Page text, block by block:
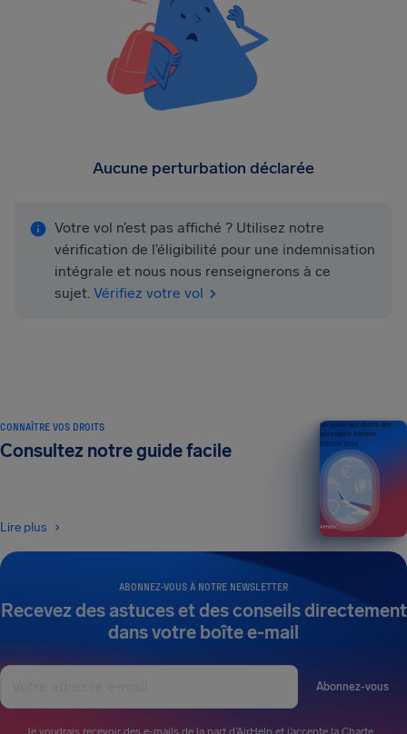
Aucune perturbation déclarée
Votre vol n’est pas affiché ? Utilisez notre
vérification de l’éligibilité pour une indemnisation
intégrale et nous nous renseignerons à ce
sujet. Vérifiez votre vol
ABONNEZ-VOUS À NOTRE NEWSLETTER
Recevez des astuces et des conseils directement
dans votre boîte e-mail
Abonnez-vous
Je voudrais recevoir des e-mails de la part d’AirHelp et j’accepte la Charte
CONNAÎTRE VOS DROITS
Consultez notre guide facile
Lire plus
Un guide des droits des
passagers aériens
ÉDITION 2026